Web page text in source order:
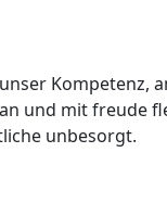
Kompetenz,
und mit freude
unbesorgt.